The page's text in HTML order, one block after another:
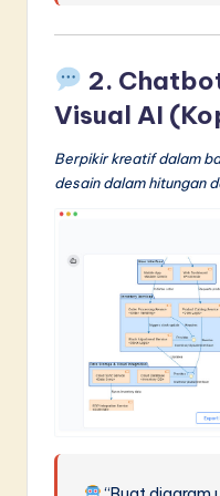
2.
Visual AI
Berpikir kreatif dalam
desain dalam hitungan